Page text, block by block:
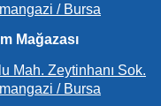
/ Bursa
Mağazası
Mah. Zeytinhanı Sok.
/ Bursa